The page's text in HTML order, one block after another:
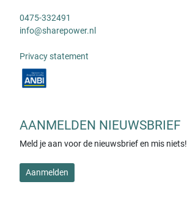
0475-332491
info@sharepower.nl
Privacy statement
AANMELDEN NIEUWSBRIEF
Meld je aan voor de nieuwsbrief en mis niets!
Aanmelden